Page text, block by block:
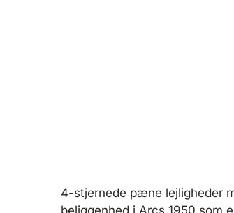
4-stjernede pæne lejligheder
beliggenhed i Arcs 1950 som